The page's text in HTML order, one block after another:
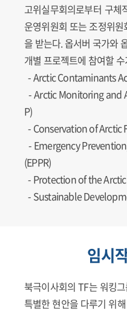
고위실무회의로부터 구
운영위원회 또는 조정위
을 받는다. 옵서버 국가와
개별 프로젝트에 참여할
-Arctic Contaminants
-Arctic Monitoring and
P)
- Conservation of Arctic
- Emergency
(EPPR)
- Protection of the
- Sustainable
임시
북극이사회의 TF는 워킹
특별한 현안을 다루기 위